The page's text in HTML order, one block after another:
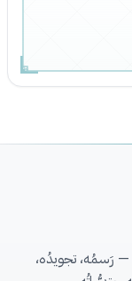
— رَسمُه، تجويدُه،